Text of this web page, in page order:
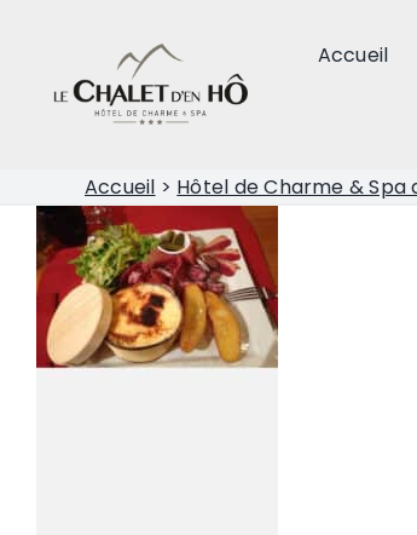
Accueil
Accueil > Hôtel de Charme & Spa